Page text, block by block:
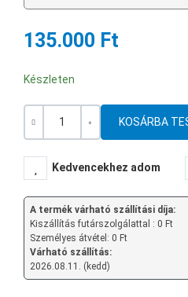
135.000 Ft
Készleten
Mennyiség
Kedvencekhez adom
A termék várható szállítási díja:
Kiszállítás futárszolgálattal : 0 Ft
Személyes átvétel: 0 Ft
Várható szállítás:
2026.08.11. (kedd)